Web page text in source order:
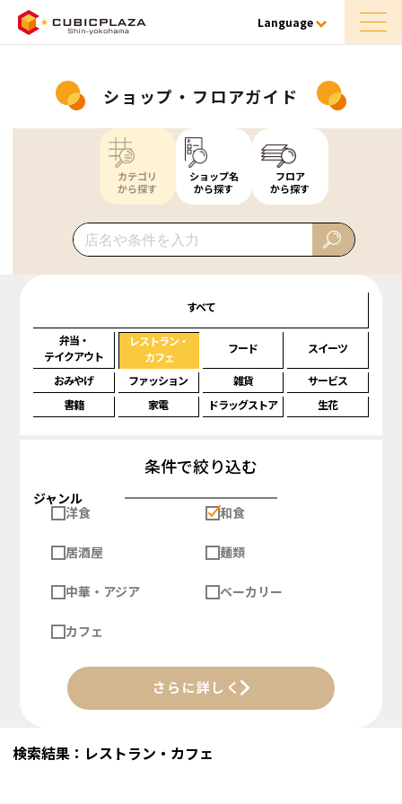
Language
ショップ・フロアガイド
カテゴリ
から探す
ショップ名
から探す
フロア
から探す
すべて
弁当・
テイクアウト
レストラン・
カフェ
フード スイーツ
おみやげ ファッション 雑貨
サービス
書籍
家電 ドラッグストア 生花
条件で絞り込む
ジャンル
洋食
和食
居酒屋 麺類
中華・アジア ベーカリー
カフェ
さらに詳しく
検索結果：レストラン・カフェ